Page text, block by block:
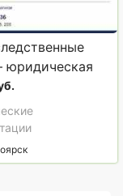
юридическая